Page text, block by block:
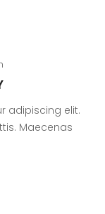
adipiscing elit.
Maecenas